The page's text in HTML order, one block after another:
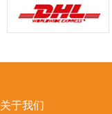
关于我们